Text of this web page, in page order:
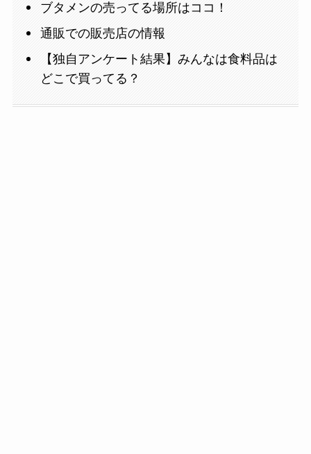
ブタメンの売ってる場所はココ！
通販での販売店の情報
【独自アンケート結果】みんなは食料品は
どこで買ってる？